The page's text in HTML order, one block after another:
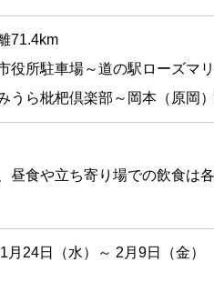
71.4km
役所駐車場～道の駅ローズマ
うら枇杷倶楽部～岡本（原岡
昼食や立ち寄り場での飲食は各
月24日（水）～ 2月9日（金）